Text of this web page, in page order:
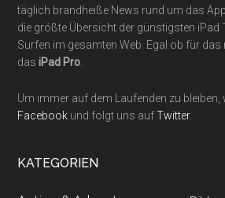
täglich brandheiße News rund um das
die größte Übersicht der günstigsten iPad
Surfen im gesamten Web. Egal ob für
dasiPad Pro
Um immer auf dem Laufenden zu bleiben,
Facebook und folgt uns aufTwitter.
KATEGORIEN